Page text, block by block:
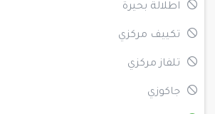
اطلالة بحيرة
تكييف مركزي
تلفاز مركزي
جاكوزي